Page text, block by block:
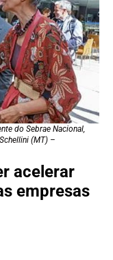
do Sebrae Nacional,
(MT) –
acelerar
empresas